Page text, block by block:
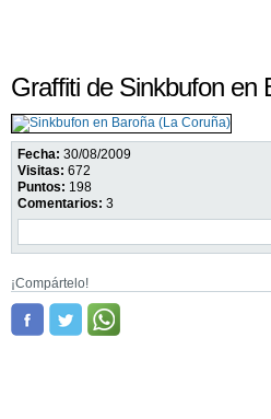
Graffiti de Sinkbufon en
Fecha: 30/08/2009
Visitas: 672
Puntos: 198
Comentarios: 3
¡Compártelo!